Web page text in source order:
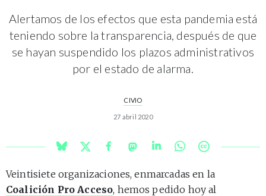
Alertamos de los efectos que esta pandemia está
teniendo sobre la transparencia, después de que
se hayan suspendido los plazos administrativos
por el estado de alarma.
CIVIO
27 abril 2020
Veintisiete organizaciones, enmarcadas en la
Coalición Pro Acceso, hemos pedido hoy al